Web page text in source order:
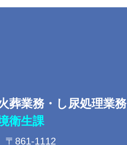
葬業務・し尿処理業務
衛生課
〒861-1112